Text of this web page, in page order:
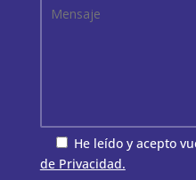
He leído y acepto
de Privacidad.